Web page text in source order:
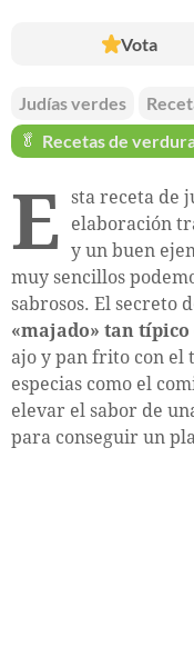
Vota
Judías verdes
🥬 Recetas de
E sta receta de
elaboración
y un buen
muy sencillos
sabrosos. El secreto
«majado» tan
ajo y pan frito con el
especias como el
elevar el sabor de
para conseguir un